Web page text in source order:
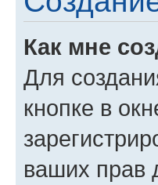
Как мне
Для
кнопке в
ваших прав